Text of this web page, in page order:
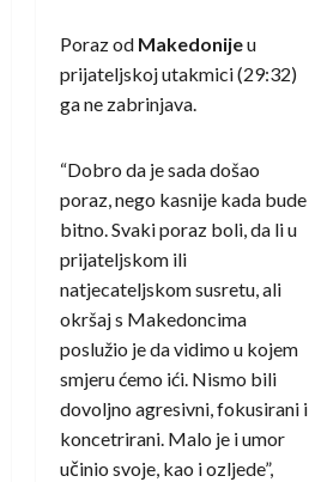
Poraz od Makedonijeu
prijateljskoj utakmici (29:32)
ga ne zabrinjava.
“Dobro da je sada došao
poraz, nego kasnije kada bude
bitno. Svaki poraz boli, da li u
prijateljskom ili
natjecateljskom susretu, ali
okršaj s Makedoncima
poslužio je da vidimo u kojem
smjeru ćemo ići. Nismo bili
dovoljno agresivni, fokusirani i
koncetrirani. Malo je i umor
učinio svoje, kao i ozljede”,